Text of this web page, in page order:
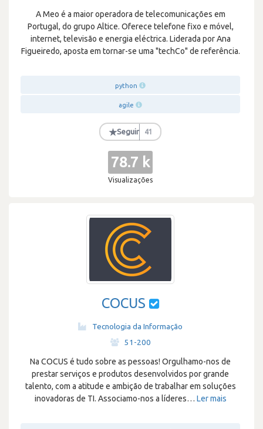
A Meo é a maior operadora de telecomunicações em
Portugal, do grupo Altice. Oferece telefone fixo e móvel,
internet, televisão e energia eléctrica. Liderada por Ana
Figueiredo, aposta em tornar-se uma "techCo" de referência.
python
agile
★Seguir 41
78.7 k
Visualizações
COCUS
Tecnologia da Informação
51-200
Na COCUS é tudo sobre as pessoas! Orgulhamo-nos de
prestar serviços e produtos desenvolvidos por grande
talento, com a atitude e ambição de trabalhar em soluções
inovadoras de TI. Associamo-nos a líderes… Ler mais